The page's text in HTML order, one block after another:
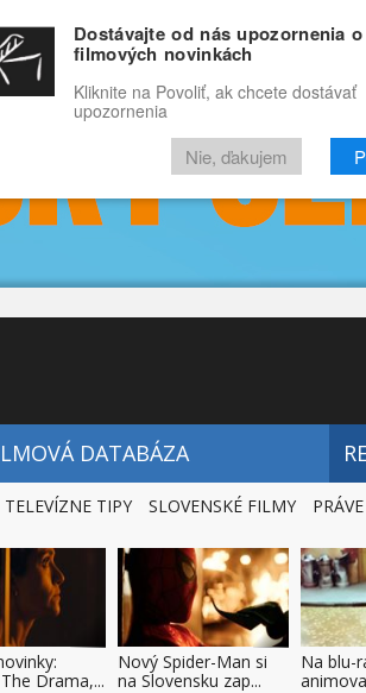
Funny Docu
VIDEÁ FILMY
DATABÁZA
TELEVÍZNE TIPY SLOVENSKÉ FILMY
Drama,...
Nový Spider-Man si
na Slovensku zap...
Na blu-
Dostávajte od nás upozornenia o
filmových novinkách
Kliknite na Povoliť, ak chcete dostávať
upozornenia
Nie, ďakujem